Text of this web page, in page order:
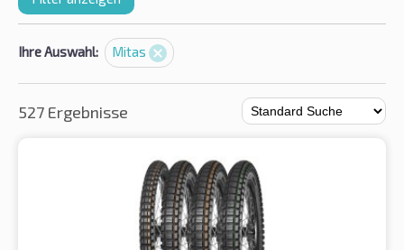
Ihre Auswahl: Mitas
527 Ergebnisse